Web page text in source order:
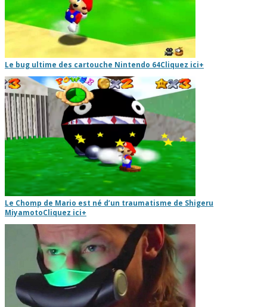
Le bug ultime des cartouche Nintendo 64Cliquez ici+
Le Chomp de Mario est né d’un traumatisme de Shigeru
MiyamotoCliquez ici+